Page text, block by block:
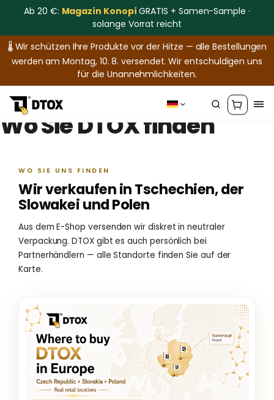
Ab 20 €: Magazín Konopí GRATIS + Samen-Sample ·
solange Vorrat reicht
🌡️ Wir schützen Ihre Produkte vor der Hitze — alle Bestellungen
werden am Montag, 10. 8. versendet. Wir entschuldigen uns
für die Unannehmlichkeiten.
Wo Sie DTOX finden
WO SIE UNS FINDEN
Wir verkaufen in Tschechien, der
Slowakei und Polen
Aus dem E-Shop versenden wir diskret in neutraler
Verpackung. DTOX gibt es auch persönlich bei
Partnerhändlern — alle Standorte finden Sie auf der
Karte.